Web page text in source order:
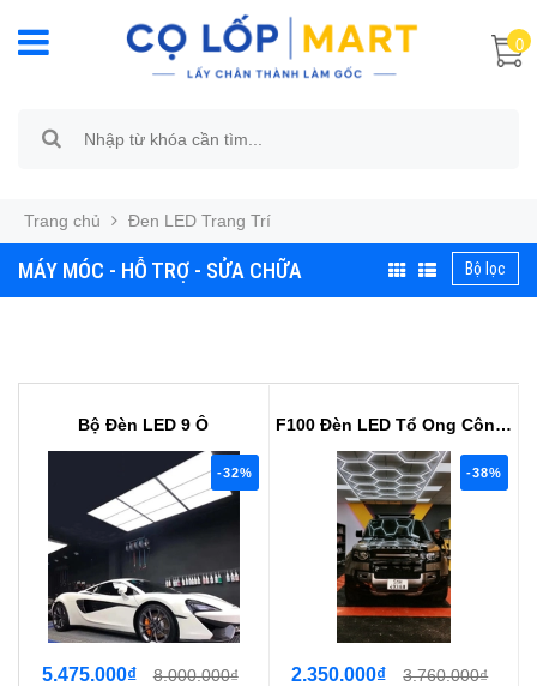
0
Trang chủ Đen LED Trang Trí
MÁY MÓC - HỖ TRỢ - SỬA CHỮA Bộ lọc
Bộ Đèn LED 9 Ô
-32%
5.475.000₫ 8.000.000₫
F100 Đèn LED Tổ Ong Công Suất Lớ...
-38%
2.350.000₫ 3.760.000₫